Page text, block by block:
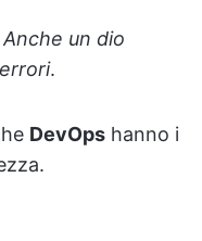
un dio
.
DevOps hanno i